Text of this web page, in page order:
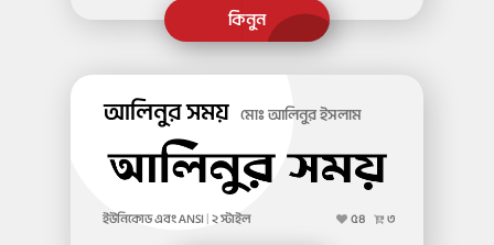
আলিনুর সময় মোঃ আলিনুর ইসলাম
ইউনিকোড এবং ANSI ২ স্টাইল ৫৪ ৩